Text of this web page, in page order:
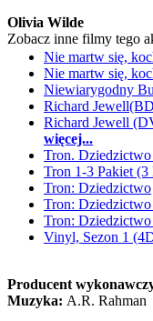
Olivia Wilde
Zobacz inne filmy tego
Nie martw się,
Nie martw się,
Niewiarygodny
Richard
Richard Jewell
więcej...
Tron.
Tron 1-3 Pakiet
Tron: Dziedzictwo
Tron:
Tron:
Vinyl, Sezon 1
Producent
Muzyka: A.R. Rahman